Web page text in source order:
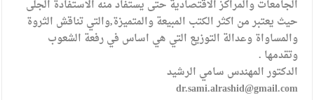
الجامعات والمراكز الاقتصادية حتى يستفاد منه الاستفادة الجلى
حيث يعتبر من اكثر الكتب المبيعة والمتميزة,والتي تناقش الثروة
والمساواة وعدالة التوزيع التي هي اساس في رفعة الشعوب
وتقدمها .
الدكتور المهندس سامي الرشيد
dr.sami.alrashid@gmail.com